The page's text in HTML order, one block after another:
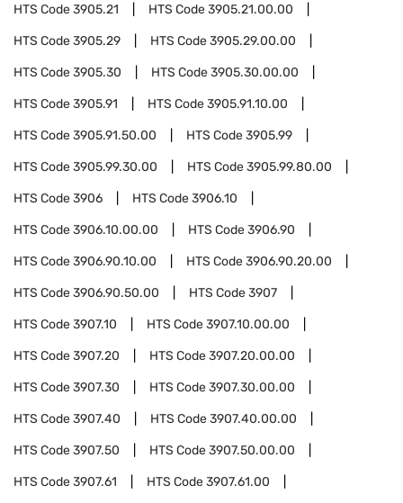
HTS Code3905.21 HTS Code3905.21.00.00
HTS Code3905.29 HTS Code3905.29.00.00
HTS Code3905.30 HTS Code3905.30.00.00
HTS Code3905.91 HTS Code3905.91.10.00
HTS Code3905.91.50.00 HTS Code3905.99
HTS Code3905.99.30.00 HTS Code3905.99.80.00
HTS Code3906 HTS Code3906.10
HTS Code3906.10.00.00 HTS Code3906.90
HTS Code3906.90.10.00 HTS Code3906.90.20.00
HTS Code3906.90.50.00 HTS Code3907
HTS Code3907.10 HTS Code3907.10.00.00
HTS Code3907.20 HTS Code3907.20.00.00
HTS Code3907.30 HTS Code3907.30.00.00
HTS Code3907.40 HTS Code3907.40.00.00
HTS Code3907.50 HTS Code3907.50.00.00
HTS Code3907.61 HTS Code3907.61.00